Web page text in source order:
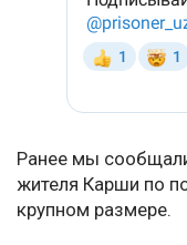
Ранее мы
жителя Карши по
крупном размере.